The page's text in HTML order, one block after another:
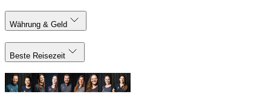
Währung & Geld
Beste Reisezeit